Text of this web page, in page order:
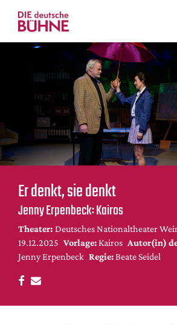
Kritiken
Schauspiel
Musiktheater
Crossover
Bühnenwelt
Festivals & Veranstaltungen
Menschen & Theater
Themen
Internationales
Nachrufe
Medientipps
DdB-map
Kalender
Er denkt, sie denkt
Jenny Erpenbeck: Kairos
Theater: Deutsches Nationaltheater
19.12.2025 Vorlage: Kairos Autor(in)
Jenny Erpenbeck Regie: Beate Seidel